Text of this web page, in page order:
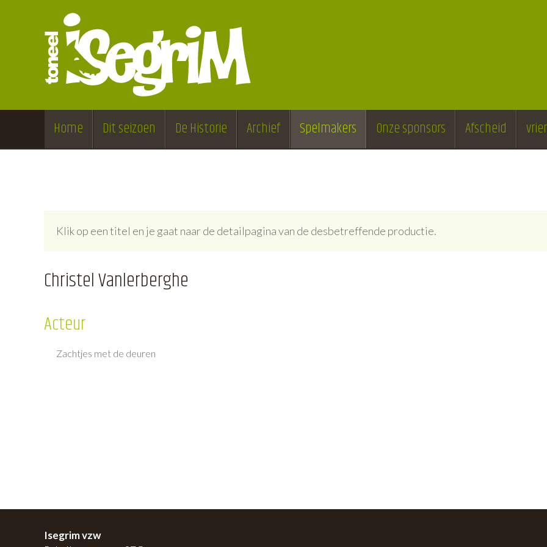
Home Dit seizoen De Historie Archief Spelmakers Onze sponsors Afscheid
Klik op een titel en je gaat naar de detailpagina van de desbetreffende productie.
Christel Vanlerberghe
Acteur
Zachtjes met de deuren
Isegrim vzw